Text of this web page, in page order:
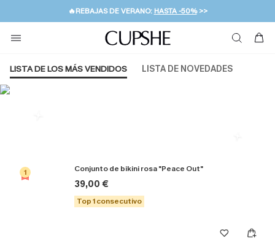
👒PROMOCIÓN DE VERANO:-10% EN 2 VESTIDOS
💌¡SUSCRIBIRSE & GANAR -10% EXTRA!
🚚ENVÍO GRATUITO A PARTIR DE 49 € >>
LISTA DE LOS MÁS VENDIDOS LISTA DE NOVEDADES
1 Conjunto de bikini rosa "Peace Out"
39,00 €
Top 1 consecutivo